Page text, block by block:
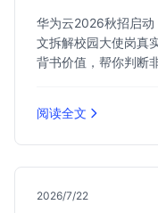
华为云2026秋招启动
文拆解校园大使岗真
背书价值，帮你判断
阅读全文
2026/7/22